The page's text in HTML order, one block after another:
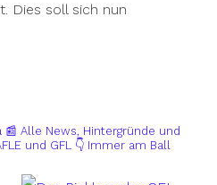
Dies soll sich nun
📰 Alle News, Hintergründe und
und GFL👇 Immer am Ball